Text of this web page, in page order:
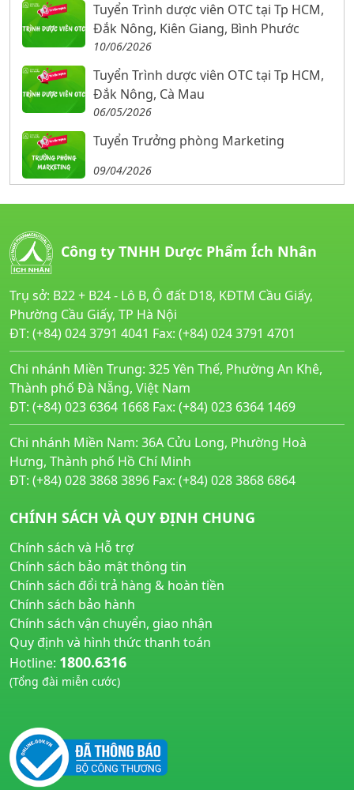
Tuyển Trình dược viên OTC tại Tp HCM,
Đắk Nông, Kiên Giang, Bình Phước
10/06/2026
Tuyển Trình dược viên OTC tại Tp HCM,
Đắk Nông, Cà Mau
06/05/2026
Tuyển Trưởng phòng Marketing
09/04/2026
Công ty TNHH Dược Phẩm Ích Nhân
Trụ sở: B22 + B24 - Lô B, Ô đất D18, KĐTM Cầu Giấy,
Phường Cầu Giấy, TP Hà Nội
ĐT: (+84) 024 3791 4041 Fax: (+84) 024 3791 4701
Chi nhánh Miền Trung: 325 Yên Thế, Phường An Khê,
Thành phố Đà Nẵng, Việt Nam
ĐT: (+84) 023 6364 1668 Fax: (+84) 023 6364 1469
Chi nhánh Miền Nam: 36A Cửu Long, Phường Hoà
Hưng, Thành phố Hồ Chí Minh
ĐT: (+84) 028 3868 3896 Fax: (+84) 028 3868 6864
CHÍNH SÁCH VÀ QUY ĐỊNH CHUNG
Chính sách và Hỗ trợ
Chính sách bảo mật thông tin
Chính sách đổi trả hàng & hoàn tiền
Chính sách bảo hành
Chính sách vận chuyển, giao nhận
Quy định và hình thức thanh toán
Hotline: 1800.6316
(Tổng đài miễn cước)